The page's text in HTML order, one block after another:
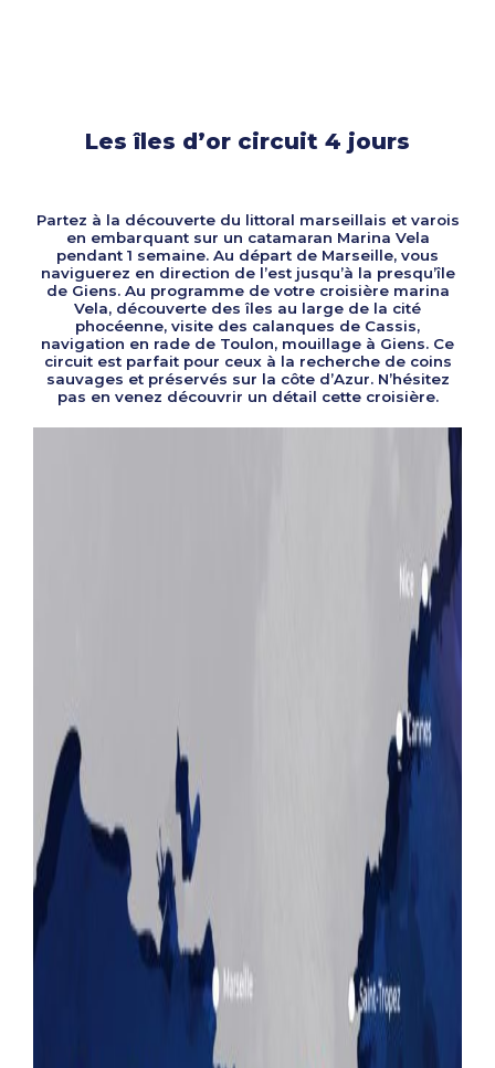
Les îles d’or circuit 4 jours
Partez à la découverte du littoral marseillais et varois
en embarquant sur un catamaran Marina Vela
pendant 1 semaine. Au départ de Marseille, vous
naviguerez en direction de l’est jusqu’à la presqu’île
de Giens. Au programme de votre croisière marina
Vela, découverte des îles au large de la cité
phocéenne, visite des calanques de Cassis,
navigation en rade de Toulon, mouillage à Giens. Ce
circuit est parfait pour ceux à la recherche de coins
sauvages et préservés sur la côte d’Azur. N’hésitez
pas en venez découvrir un détail cette croisière.